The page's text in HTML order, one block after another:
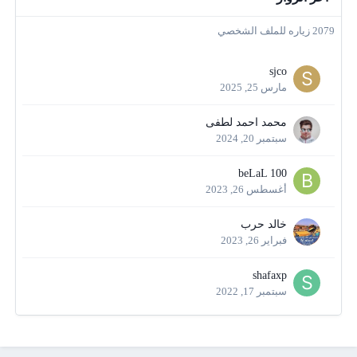
2079 زياره للملف الشخصي
sjco
مارس 25, 2025
محمد احمد لطفى
سبتمبر 20, 2024
beLaL 100
أغسطس 26, 2023
خالد حرب
فبراير 26, 2023
shafaxp
سبتمبر 17, 2022